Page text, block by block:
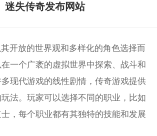
迷失传奇发布网站
开放的世界观和多样化的角色选择而
一个广袤的虚拟世界中探索、战斗和
现代游戏的线性剧情，传奇游戏提供
法。玩家可以选择不同的职业，比如
，每个职业都有其独特的技能和发展